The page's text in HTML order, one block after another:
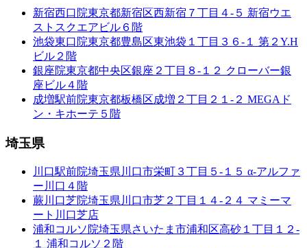
新宿西口院東京都新宿区西新宿７丁目４-５ 新宿ウエ
ストスクエアビル６階
池袋東口院東京都豊島区東池袋１丁目３６-１ 第２Y.H
ビル２階
銀座院東京都中央区銀座２丁目８-１２ クローバー銀
座ビル４階
成増駅前院東京都板橋区成増２丁目２１-２ MEGAド
ン・キホーテ５階
埼玉県
川口駅前院埼玉県川口市栄町３丁目５-１５ α-アルファ
ー川口４階
蕨川口芝院埼玉県川口市芝２丁目１４-２４ マミーマ
ート川口芝店
浦和コルソ院埼玉県さいたま市浦和区高砂１丁目１２-
１ 浦和コルソ２階